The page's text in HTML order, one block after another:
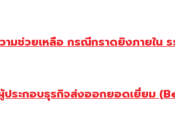
มช่วยเหลือ กรณีกราดยิงภายใน
ระกอบธุรกิจส่งออกยอดเยี่ยม